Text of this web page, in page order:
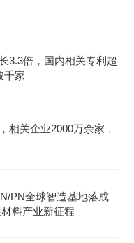
3.3倍，国内相关专利超
千家
相关企业2000万余家，
PN全球智造基地落成
料产业新征程